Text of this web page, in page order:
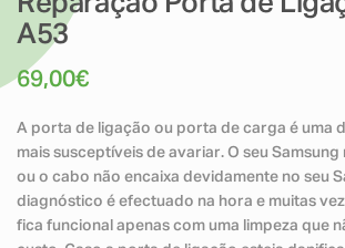
A53
69,00€
A porta de ligação ou porta de carga é uma
mais susceptíveis de avariar. O seu
ou o cabo não encaixa devidamente no seu
diagnóstico é efectuado na hora e muitas
fica funcional apenas com uma limpeza que